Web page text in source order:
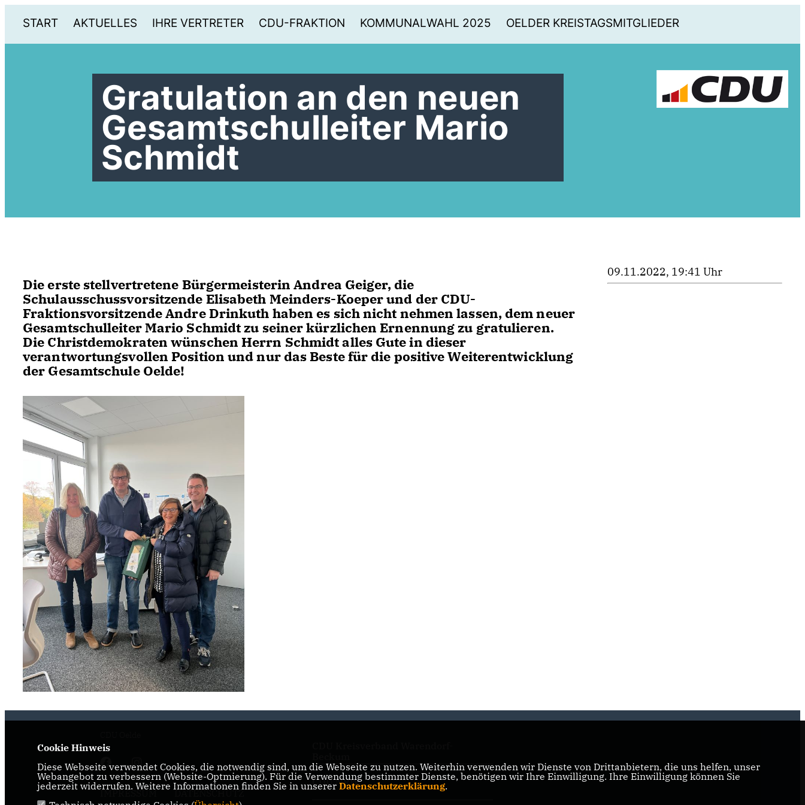
START AKTUELLES IHRE VERTRETER CDU-FRAKTION KOMMUNALWAHL 2025 OELDER KREISTAGSMITGLIEDER
Gratulation an den neuen
Gesamtschulleiter Mario
Schmidt
Die erste stellvertretene Bürgermeisterin Andrea Geiger, die
Schulausschussvorsitzende Elisabeth Meinders-Koeper und der CDU-
Fraktionsvorsitzende Andre Drinkuth haben es sich nicht nehmen lassen, dem neuer
Gesamtschulleiter Mario Schmidt zu seiner kürzlichen Ernennung zu gratulieren.
Die Christdemokraten wünschen Herrn Schmidt alles Gute in dieser
verantwortungsvollen Position und nur das Beste für die positive Weiterentwicklung
der Gesamtschule Oelde!
09.11.2022, 19:41 Uhr
IMPRESSUM
DATENSCHUTZ
CDU NRW
Cookie Hinweis
Diese Webseite verwendet Cookies, die notwendig sind, um die Webseite zu nutzen. Weiterhin verwenden wir Dienste von Drittanbietern, die uns helfen, unser
Webangebot zu verbessern (Website-Optmierung). Für die Verwendung bestimmter Dienste, benötigen wir Ihre Einwilligung. Ihre Einwilligung können Sie
jederzeit widerrufen. Weitere Informationen finden Sie in unserer Datenschutzerklärung.